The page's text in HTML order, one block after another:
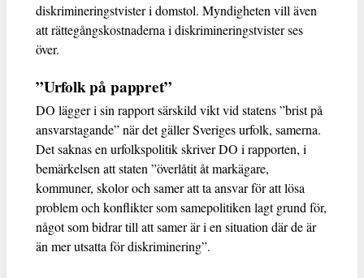
diskrimineringstvister i domstol. Myndigheten vill även
att rättegångskostnaderna i diskrimineringstvister ses
över.
”Urfolk på pappret”
DO lägger i sin rapport särskild vikt vid statens ”brist på
ansvarstagande” när det gäller Sveriges urfolk, samerna.
Det saknas en urfolkspolitik skriver DO i rapporten, i
bemärkelsen att staten ”överlåtit åt markägare,
kommuner, skolor och samer att ta ansvar för att lösa
problem och konflikter som samepolitiken lagt grund för,
något som bidrar till att samer är i en situation där de är
än mer utsatta för diskriminering”.